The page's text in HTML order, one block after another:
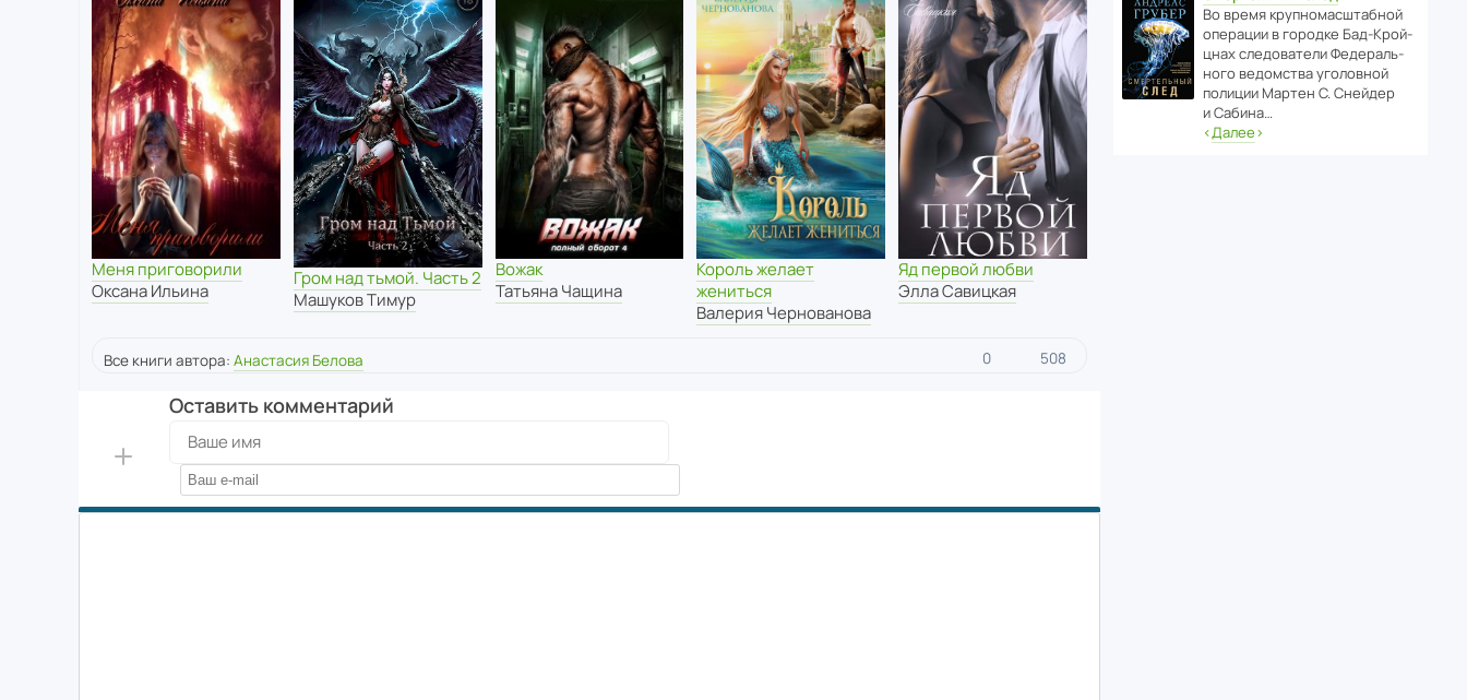
Меня приговорили
Оксана Ильина
Гром над тьмой. Часть 2
Машуков Тимур
Вожак
Татьяна Чащина
Король желает
жениться
Валерия Чернованова
Яд первой любви
Элла Савицкая
Все книги автора: Анастасия Белова 0 508
Оставить комментарий
Во время круп­но­мас­ш­та­бной
операции в городке Бад‑Крой­
цнах следо­ва­тели Феде­раль­
ного ведомства уголо­вной
полиции Мартен С. Снейдер
и Сабина…
‹Далее›